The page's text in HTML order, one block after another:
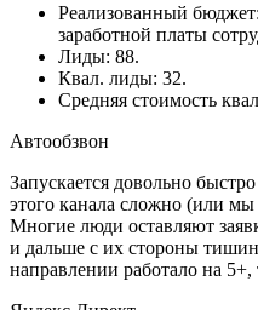
Реализованный
заработной платы
Лиды: 88.
Квал. лиды: 32.
Средняя стоимость
Автообзвон
Запускается довольно
этого канала сложно (или
Многие люди оставляют
и дальше с их стороны
направлении работало на